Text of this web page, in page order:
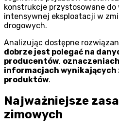
konstrukcje przystosowane
intensywnej eksploatacji w
drogowych.
Analizując dostępne
dobrze jest polegać na
producentów,
informacjach wynikających
produktów.
Najważniejsze
zimowych